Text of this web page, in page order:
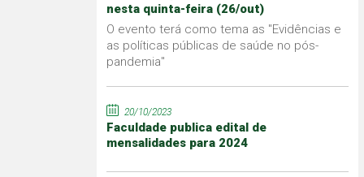
nesta quinta-feira (26/out)
O evento terá como tema as "Evidências e
as políticas públicas de saúde no pós-
pandemia"
20/10/2023
Faculdade publica edital de
mensalidades para 2024